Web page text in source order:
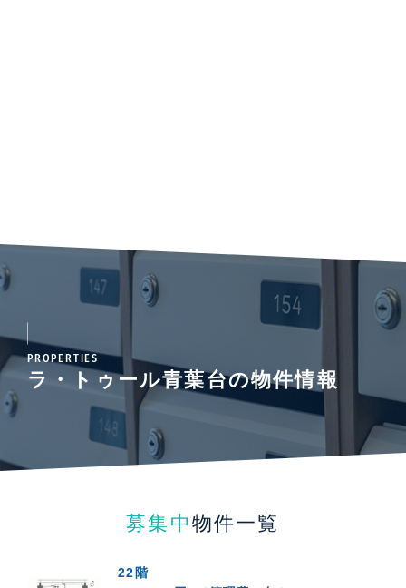
PROPERTIES
ラ・トゥール青葉台の物件情報
募集中 物件一覧
22階